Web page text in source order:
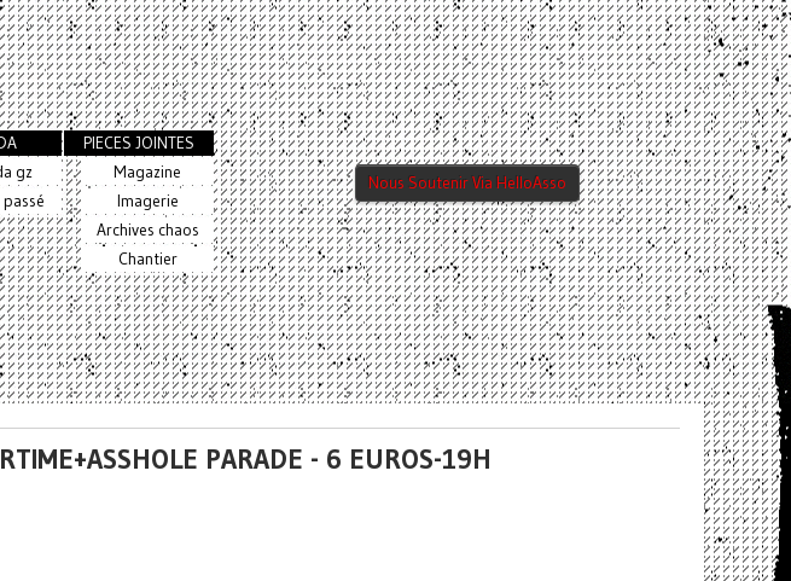
gz
PIECES JOINTES
Magazine
Imagerie
Archives chaos
Chantier
Nous Soutenir Via HelloAsso
PARADE - 6 EUROS-19H